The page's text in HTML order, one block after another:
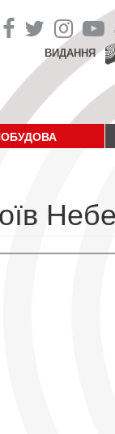
ВИДАННЯ